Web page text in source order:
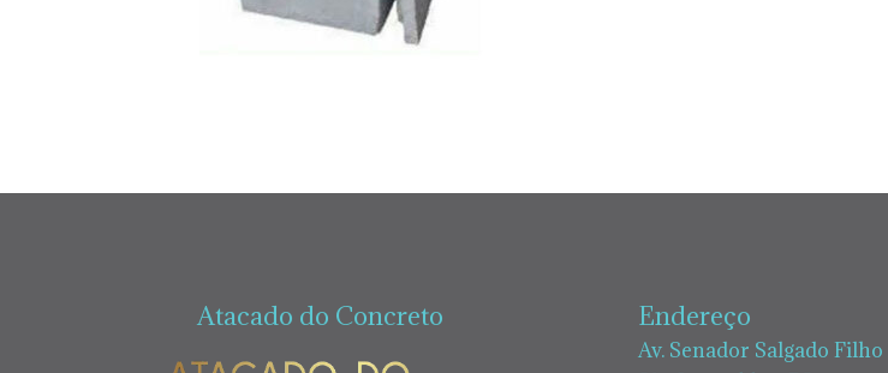
Atacado do Concreto Endereço
Av. Senador Salgado Filho